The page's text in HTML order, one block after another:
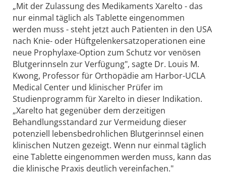
„Mit der Zulassung des Medikaments Xarelto - das
nur einmal täglich als Tablette eingenommen
werden muss - steht jetzt auch Patienten in den USA
nach Knie- oder Hüftgelenkersatzoperationen eine
neue Prophylaxe-Option zum Schutz vor venösen
Blutgerinnseln zur Verfügung", sagte Dr. Louis M.
Kwong, Professor für Orthopädie am Harbor-UCLA
Medical Center und klinischer Prüfer im
Studienprogramm für Xarelto in dieser Indikation.
„Xarelto hat gegenüber dem derzeitigen
Behandlungsstandard zur Vermeidung dieser
potenziell lebensbedrohlichen Blutgerinnsel einen
klinischen Nutzen gezeigt. Wenn nur einmal täglich
eine Tablette eingenommen werden muss, kann das
die klinische Praxis deutlich vereinfachen."